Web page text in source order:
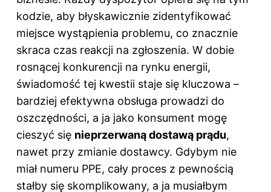
kodzie, aby błyskawicznie zidentyfikować
miejsce wystąpienia problemu, co znacznie
skraca czas reakcji na zgłoszenia. W dobie
rosnącej konkurencji na rynku energii,
świadomość tej kwestii staje się kluczowa –
bardziej efektywna obsługa prowadzi do
oszczędności, a ja jako konsument mogę
cieszyć się nieprzerwaną dostawą prądu,
nawet przy zmianie dostawcy. Gdybym nie
miał numeru PPE, cały proces z pewnością
stałby się skomplikowany, a ja musiałbym